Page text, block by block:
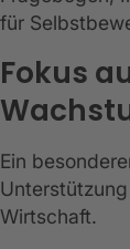
für
Fokus
Ein
Wirtschaft.